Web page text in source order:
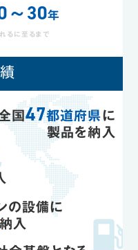
～30年
るに至るまで
国47都道府県に
製品を納入
の設備に
納入